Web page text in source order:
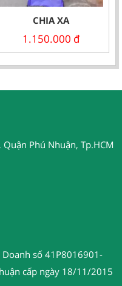
CHIA XA
1.150.000 đ
Phú Nhuận, Tp.HCM
số 41P8016901-
cấp ngày 18/11/2015